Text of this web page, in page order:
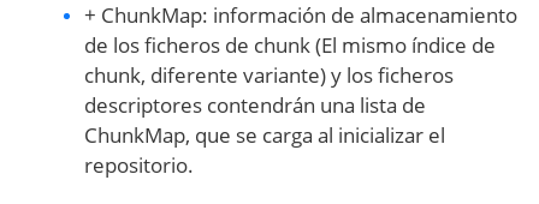
+ ChunkMap: información de almacenamiento
de los ficheros de chunk (El mismo índice de
chunk, diferente variante) y los ficheros
descriptores contendrán una lista de
ChunkMap, que se carga al inicializar el
repositorio.